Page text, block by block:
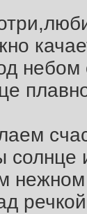
солнце
нежном